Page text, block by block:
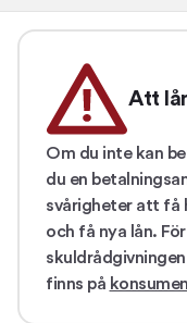
Att
Om du inte kan
du en
svårigheter att få
och få nya lån.
finns på